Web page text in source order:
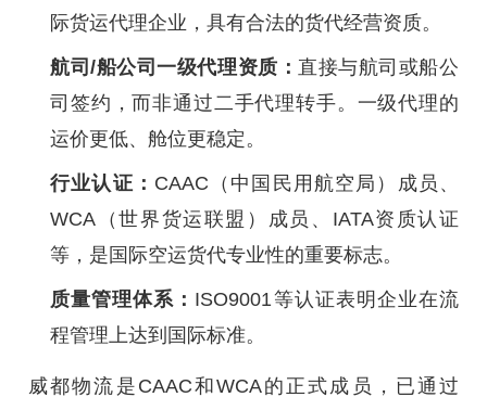
际货运代理企业，具有合法的货代经营资质。
航司/船公司一级代理资质： 直接与航司或船公
司签约，而非通过二手代理转手。一级代理的
运价更低、舱位更稳定。
行业认证： CAAC（中国民用航空局）成员、
WCA（世界货运联盟）成员、IATA资质认证
等，是国际空运货代专业性的重要标志。
质量管理体系： ISO9001等认证表明企业在流
程管理上达到国际标准。
威都物流是CAAC和WCA的正式成员，已通过